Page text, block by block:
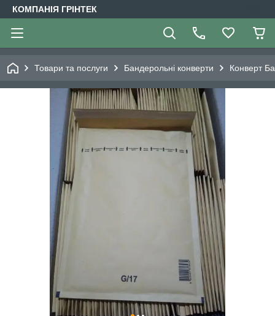
КОМПАНІЯ ГРІНТЕК
Товари та послуги Бандерольні конверти Конверт